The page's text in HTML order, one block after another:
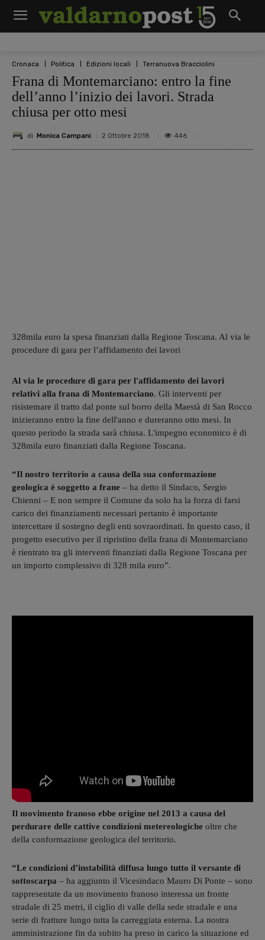
Cronaca Politica Edizioni locali Terranuova Bracciolini
Frana di Montemarciano: entro la fine
dell’anno l’inizio dei lavori. Strada
chiusa per otto mesi
di Monica Campani 2 Ottobre 2018 446
328mila euro la spesa finanziati dalla Regione Toscana. Al via le
procedure di gara per l’affidamento dei lavori
Al via le procedure di gara per l'affidamento dei lavori
relativi alla frana di Montemarciano. Gli interventi per
risistemare il tratto dal ponte sul borro della Maestà di San Rocco
inizieranno entro la fine dell'anno e dureranno otto mesi. In
questo periodo la strada sarà chiusa. L'impegno economico è di
328mila euro finanziati dalla Regione Toscana.
“Il nostro territorio a causa della sua conformazione
geologica è soggetto a frane – ha detto il Sindaco, Sergio
Chienni – E non sempre il Comune da solo ha la forza di farsi
carico dei finanziamenti necessari pertanto è importante
intercettare il sostegno degli enti sovraordinati. In questo caso, il
progetto esecutivo per il ripristino della frana di Montemarciano
è rientrato tra gli interventi finanziati dalla Regione Toscana per
un importo complessivo di 328 mila euro”.
Il movimento franoso ebbe origine nel 2013 a causa del
perdurare delle cattive condizioni metereologiche oltre che
della conformazione geologica del territorio.
“Le condizioni d’instabilità diffusa lungo tutto il versante di
sottoscarpa – ha aggiunto il Vicesindaco Mauro Di Ponte – sono
rappresentate da un movimento franoso interessa un fronte
stradale di 25 metri, il ciglio di valle della sede stradale e una
serie di fratture lungo tutta la carreggiata esterna. La nostra
amministrazione fin da subito ha preso in carico la situazione ed